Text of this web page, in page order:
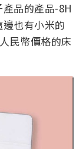
品的產品-8H
也有小米的
民幣價格的床